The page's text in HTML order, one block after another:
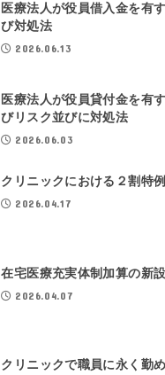
医療法人が役員借入金を有
び対処法
2026.06.13
医療法人が役員貸付金を有
びリスク並びに対処法
2026.06.03
クリニックにおける２割特
2026.04.17
在宅医療充実体制加算の新
2026.04.07
クリニックで職員に永く勤